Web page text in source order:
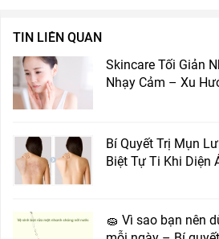
TIN LIÊN QUAN
Skincare Tối Giản
Nhạy Cảm – Xu
Bí Quyết Trị Mụn
Biệt Tự Ti Khi Diện
🧽 Vì sao bạn nên